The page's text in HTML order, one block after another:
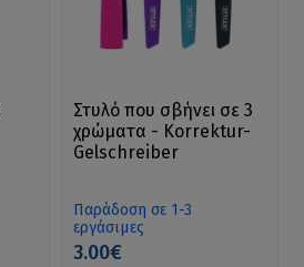
Στυλό που σβήνει σε 3
χρώματα - Korrektur-
Gelschreiber
Παράδοση σε 1-3
εργάσιμες
3.00€